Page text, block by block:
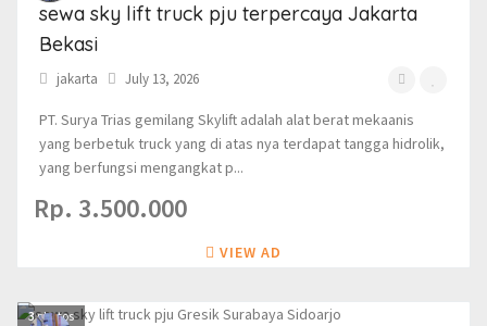
sewa sky lift truck pju terpercaya Jakarta
Bekasi
jakarta July 13, 2026
PT. Surya Trias gemilang Skylift adalah alat berat mekaanis
yang berbetuk truck yang di atas nya terdapat tangga hidrolik,
yang berfungsi mengangkat p...
Rp. 3.500.000
VIEW AD
3photos